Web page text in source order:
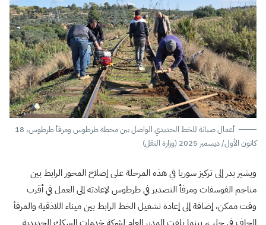
أعمال صيانة للخط الحديدي الواصل بين محطة طرطوس ومرفأ طرطوس، 18
كانون الأول/ ديسمبر 2025 (وزارة النقل)
ويشير بدر إلى تركيز سوريا في هذه المرحلة على إصلاح المحور الرابط بين
مناجم الفوسفات ومرفأ التصدير في طرطوس لإعادته إلى العمل في أقرب
وقت ممكن، إضافة إلى إعادة تشغيل الخط الرابط بين ميناء اللاذقية والمرفأ